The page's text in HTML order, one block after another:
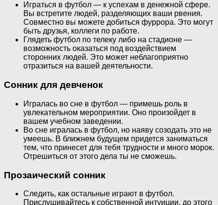
Играться в футбол — к успехам в денежной сфере.
Вы встретите людей, разделяющих ваши рвения.
Совместно вы можете добиться фуррора. Это могут
быть друзья, коллеги по работе.
Глядеть футбол по телеку либо на стадионе —
возможность оказаться под воздействием
сторонних людей. Это может неблагоприятно
отразиться на вашей деятельности.
Сонник для девченок
Игралась во сне в футбол — примешь роль в
увлекательном мероприятии. Оно произойдет в
вашем учебном заведении.
Во сне игралась в футбол, но наяву созодать это не
умеешь. В ближнем будущем придется заниматься
тем, что принесет для тебя трудности и много морок.
Отрешиться от этого дела ты не сможешь.
Прозаический сонник
Следить, как остальные играют в футбол.
Прислушивайтесь к собственной интуиции, до этого